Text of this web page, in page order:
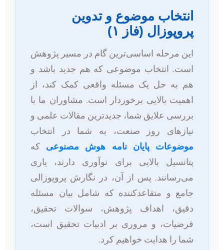
انتخاب موضوع و تدوین
پروپوزال (فاز ۱)
این مرحله اساسی‌ترین گام در مسیر پژوهش
است. انتخاب موضوعی که هم جدید باشد و
هم به حل یک مسئله واقعی کمک کند، از
اهمیت بالایی برخوردار است. مشاوران ما با
بررسی علایق شما، جدیدترین مقالات علمی و
نیازهای روز صنعت، به شما در انتخاب
موضوعات پایان نامه هوش مصنوعی که
پتانسیل بالایی برای نوآوری دارند، یاری
می‌رسانند. پس از آن، در نگارش پروپوزالی
جامع و متقاعدکننده که شامل بیان مسئله
دقیق، اهداف پژوهش، سوالات تحقیق،
فرضیات، و مروری بر ادبیات تحقیق است،
شما را هدایت خواهیم کرد.